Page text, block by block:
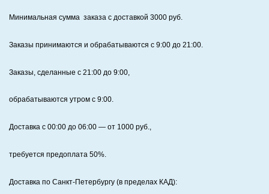
Минимальная сумма заказа с доставкой 3000 руб.
Заказы принимаются и обрабатываются с 9:00 до 21:00.
Заказы, сделанные с 21:00 до 9:00,
обрабатываются утром с 9:00.
Доставка с 00:00 до 06:00 — от 1000 руб.,
требуется предоплата 50%.
Доставка по Санкт‑Петербургу (в пределах КАД):